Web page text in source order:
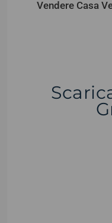
Vendere Casa